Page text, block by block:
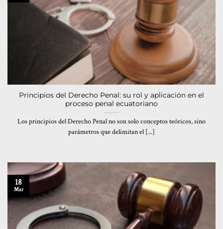
Principios del Derecho Penal: su rol y aplicación en el
proceso penal ecuatoriano
Los principios del Derecho Penal no son solo conceptos teóricos, sino
parámetros que delimitan el [...]
18
Mar